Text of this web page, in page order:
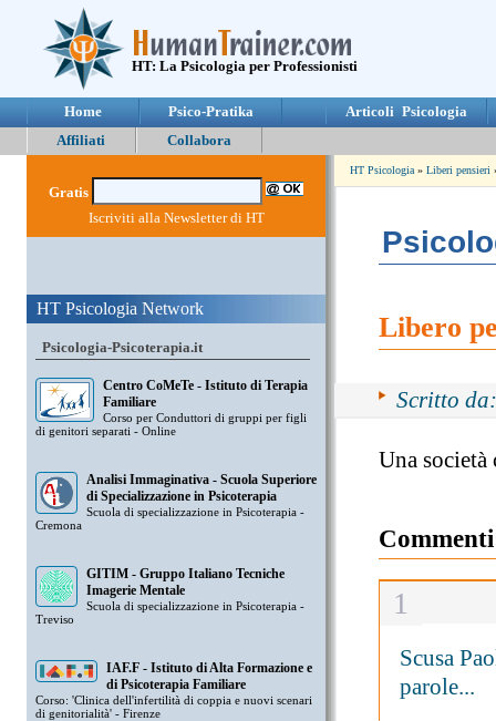
HT: La Psicologia per Professionisti
Home Psico-Pratika
Articoli Psicologia
Affiliati
Collabora
Gratis
Iscriviti alla Newsletter di HT
HT Psicologia Network
Psicologia-Psicoterapia.it
Centro CoMeTe - Istituto di Terapia
Familiare
Corso per Conduttori di gruppi per figli
di genitori separati - Online
Analisi Immaginativa - Scuola Superiore
di Specializzazione in Psicoterapia
Scuola di specializzazione in Psicoterapia -
Cremona
GITIM - Gruppo Italiano Tecniche
Imagerie Mentale
Scuola di specializzazione in Psicoterapia -
Treviso
IAF.F - Istituto di Alta Formazione e
di Psicoterapia Familiare
Corso: 'Clinica dell'infertilità di coppia e nuovi scenari
di genitorialità' - Firenze
HT Psicologia » Liberi pensieri
Libero
Scritto
Una società
1
Scusa
parole...